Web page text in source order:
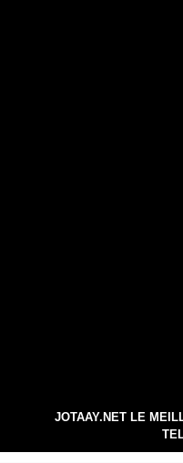
JOTAAY.NET LE